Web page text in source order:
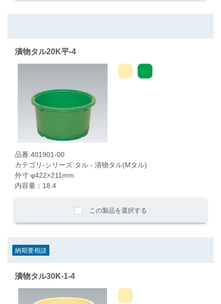
漬物タル20K平-4
品番:401901-00
カテゴリ-シリーズ:タル - 漬物タル(Mタル)
外寸:φ422×211mm
内容量：18.4
この製品を選択する
納期要相談
漬物タル30K-1-4